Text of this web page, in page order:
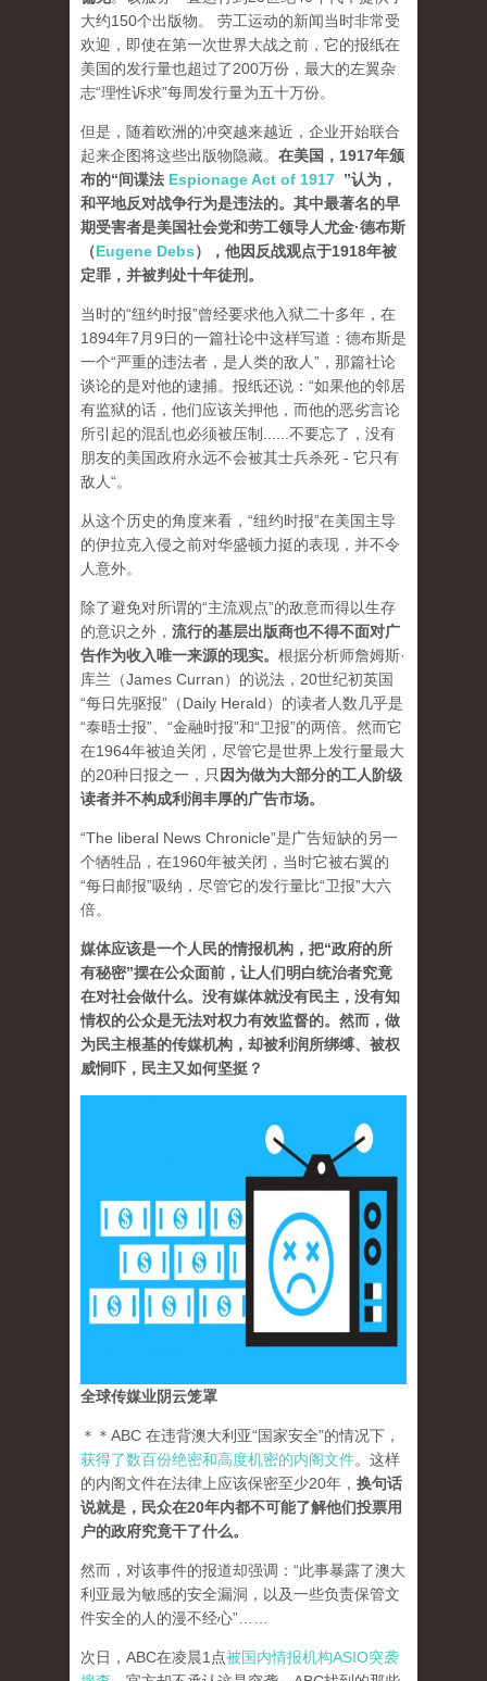
大约150个出版物。 劳工运动的新闻当时非常受
欢迎，即使在第一次世界大战之前，它的报纸在
美国的发行量也超过了200万份，最大的左翼杂
志“理性诉求”每周发行量为五十万份。
但是，随着欧洲的冲突越来越近，企业开始联合
起来企图将这些出版物隐藏。 在美国，1917年颁
布的“间谍法 Espionage Act of 1917 ”认为，
和平地反对战争行为是违法的。其中最著名的早
期受害者是美国社会党和劳工领导人尤金·德布斯
（Eugene Debs），他因反战观点于1918年被
定罪，并被判处十年徒刑。
当时的“纽约时报”曾经要求他入狱二十多年，在
1894年7月9日的一篇社论中这样写道：德布斯是
一个“严重的违法者，是人类的敌人”，那篇社论
谈论的是对他的逮捕。报纸还说：“如果他的邻居
有监狱的话，他们应该关押他，而他的恶劣言论
所引起的混乱也必须被压制......不要忘了，没有
朋友的美国政府永远不会被其士兵杀死 - 它只有
敌人“。
从这个历史的角度来看，“纽约时报”在美国主导
的伊拉克入侵之前对华盛顿力挺的表现，并不令
人意外。
除了避免对所谓的“主流观点”的敌意而得以生存
的意识之外， 流行的基层出版商也不得不面对广
告作为收入唯一来源的现实。 根据分析师詹姆斯·
库兰（James Curran）的说法，20世纪初英国
“每日先驱报”（Daily Herald）的读者人数几乎是
“泰晤士报”、“金融时报”和“卫报”的两倍。然而它
在1964年被迫关闭，尽管它是世界上发行量最大
的20种日报之一， 只 因为做为大部分的工人阶级
读者并不构成利润丰厚的广告市场。
“The liberal News Chronicle”是广告短缺的另一
个牺牲品，在1960年被关闭，当时它被右翼的
“每日邮报”吸纳，尽管它的发行量比“卫报”大六
倍。
媒体应该是一个人民的情报机构，把“政府的所
有秘密”摆在公众面前，让人们明白统治者究竟
在对社会做什么。没有媒体就没有民主，没有知
情权的公众是无法对权力有效监督的。然而，做
为民主根基的传媒机构，却被利润所绑缚、被权
威恫吓，民主又如何坚挺？
全球传媒业阴云笼罩
＊＊ABC 在违背澳大利亚“国家安全”的情况下，
获得了数百份绝密和高度机密的内阁文件。这样
的内阁文件在法律上应该保密至少20年， 换句话
说就是，民众在20年内都不可能了解他们投票用
户的政府究竟干了什么。
然而，对该事件的报道却强调：“此事暴露了澳大
利亚最为敏感的安全漏洞，以及一些负责保管文
件安全的人的漫不经心”……
次日，ABC在凌晨1点被国内情报机构ASIO突袭